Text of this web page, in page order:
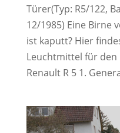
Türer(Typ: R5/122,
12/1985) Eine Birne
ist kaputt? Hier
Leuchtmittel für den
Renault R 5 1.